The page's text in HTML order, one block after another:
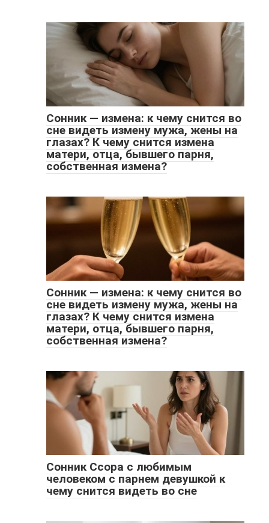
Сонник — измена: к чему снится во
сне видеть измену мужа, жены на
глазах? К чему снится измена
матери, отца, бывшего парня,
собственная измена?
Сонник — измена: к чему снится во
сне видеть измену мужа, жены на
глазах? К чему снится измена
матери, отца, бывшего парня,
собственная измена?
Сонник Ссора с любимым
человеком с парнем девушкой к
чему снится видеть во сне